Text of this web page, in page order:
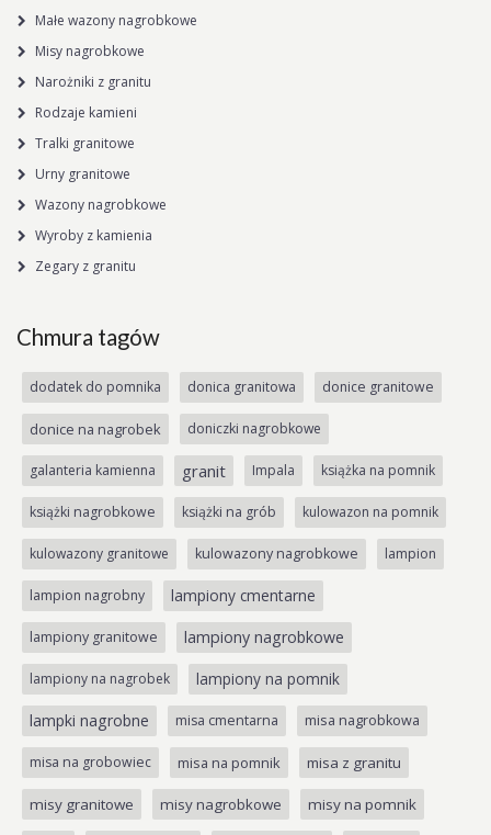
Małe wazony nagrobkowe
Misy nagrobkowe
Narożniki z granitu
Rodzaje kamieni
Tralki granitowe
Urny granitowe
Wazony nagrobkowe
Wyroby z kamienia
Zegary z granitu
Chmura tagów
dodatek do pomnika donica granitowa donice granitowe
donice na nagrobek doniczki nagrobkowe
galanteria kamienna granit Impala książka na pomnik
książki nagrobkowe książki na grób kulowazon na pomnik
kulowazony granitowe kulowazony nagrobkowe lampion
lampion nagrobny lampiony cmentarne
lampiony granitowe lampiony nagrobkowe
lampiony na nagrobek
lampiony na pomnik
lampki nagrobne
misa cmentarna misa nagrobkowa
misa na grobowiec misa na pomnik misa z granitu
misy granitowe misy nagrobkowe misy na pomnik